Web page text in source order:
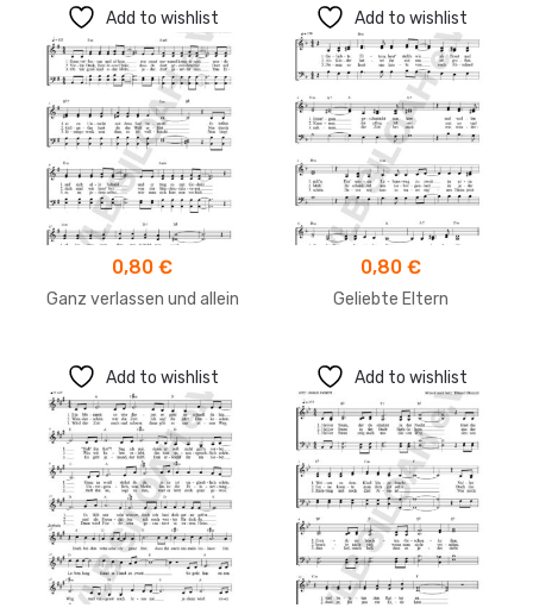
Add to wishlist
0,80 €
Ganz verlassen und allein
Add to wishlist
0,80 €
Geliebte Eltern
Add to wishlist Add to wishlist